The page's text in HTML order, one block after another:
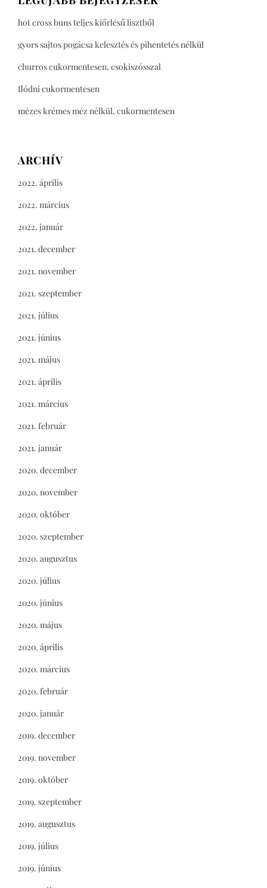
hot cross buns teljes kiőrlésű lisztből
gyors sajtos pogácsa kelesztés és pihentetés nélkül
churros cukormentesen, csokiszósszal
flódni cukormentesen
mézes krémes méz nélkül, cukormentesen
ARCHÍV
2022. április
2022. március
2022. január
2021. december
2021. november
2021. szeptember
2021. július
2021. június
2021. május
2021. április
2021. március
2021. február
2021. január
2020. december
2020. november
2020. október
2020. szeptember
2020. augusztus
2020. július
2020. június
2020. május
2020. április
2020. március
2020. február
2020. január
2019. december
2019. november
2019. október
2019. szeptember
2019. augusztus
2019. július
2019. június